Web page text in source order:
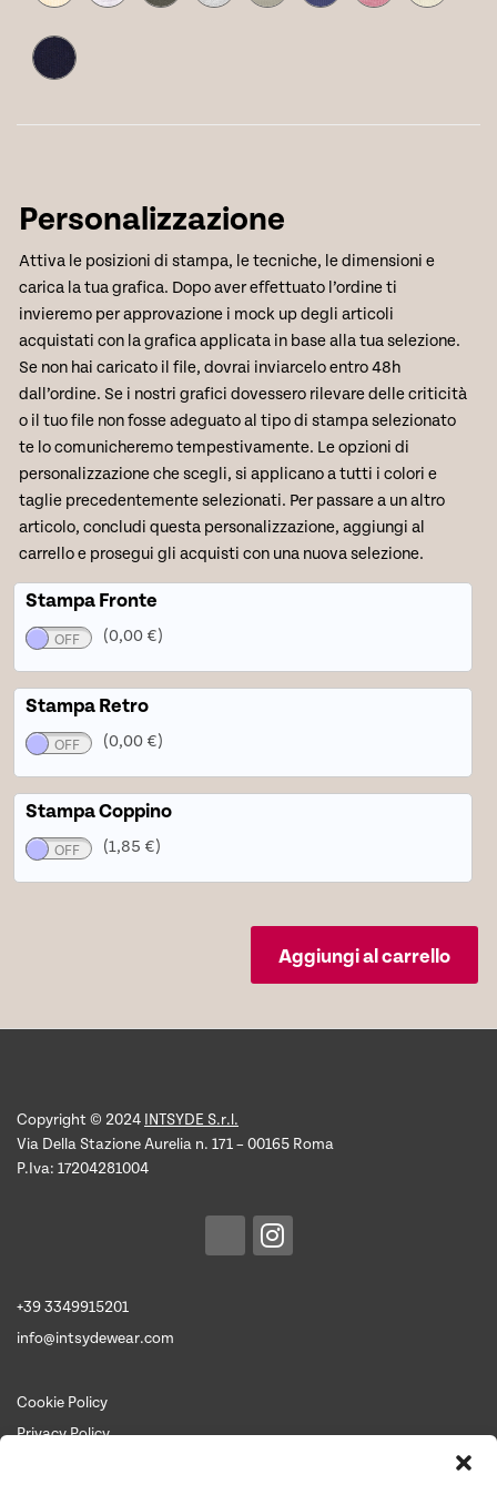
Personalizzazione
Attiva le posizioni di stampa, le tecniche, le dimensioni e
carica la tua grafica. Dopo aver effettuato l’ordine ti
invieremo per approvazione i mock up degli articoli
acquistati con la grafica applicata in base alla tua selezione.
Se non hai caricato il file, dovrai inviarcelo entro 48h
dall’ordine. Se i nostri grafici dovessero rilevare delle criticità
o il tuo file non fosse adeguato al tipo di stampa selezionato
te lo comunicheremo tempestivamente. Le opzioni di
personalizzazione che scegli, si applicano a tutti i colori e
taglie precedentemente selezionati. Per passare a un altro
articolo, concludi questa personalizzazione, aggiungi al
carrello e prosegui gli acquisti con una nuova selezione.
Stampa Fronte
(0,00 €)
Stampa Retro
(0,00 €)
Stampa Coppino
(1,85 €)
Aggiungi al carrello
Copyright © 2024 INTSYDE S.r.l.
Via Della Stazione Aurelia n. 171 – 00165 Roma
P.Iva: 17204281004
+39 3349915201
info@intsydewear.com
Cookie Policy
Privacy Policy